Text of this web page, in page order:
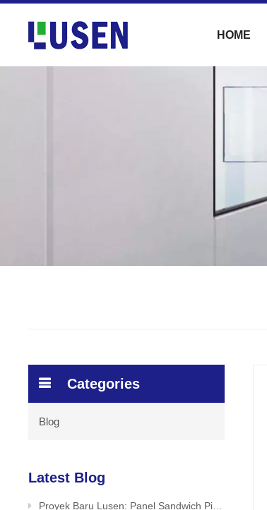
HOME
Categories
Blog
Latest Blog
Proyek Baru Lusen: Panel Sandwich Pir untuk Aplikasi Atap di Pabrik Makanan /Minuman